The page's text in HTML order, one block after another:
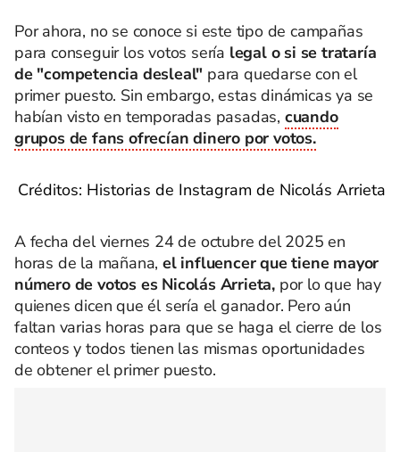
Por ahora, no se conoce si este tipo de campañas
para conseguir los votos sería legal o si se trataría
de "competencia desleal" para quedarse con el
primer puesto. Sin embargo, estas dinámicas ya se
habían visto en temporadas pasadas, cuando
grupos de fans ofrecían dinero por votos.
Créditos: Historias de Instagram de Nicolás Arrieta
A fecha del viernes 24 de octubre del 2025 en
horas de la mañana, el influencer que tiene mayor
número de votos es Nicolás Arrieta, por lo que hay
quienes dicen que él sería el ganador. Pero aún
faltan varias horas para que se haga el cierre de los
conteos y todos tienen las mismas oportunidades
de obtener el primer puesto.